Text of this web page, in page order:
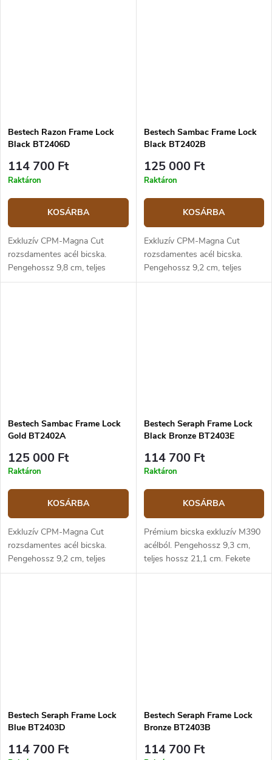
Bestech Razon Frame Lock
Black BT2406D
114 700 Ft
Raktáron
KOSÁRBA
Exkluzív CPM-Magna Cut
rozsdamentes acél bicska.
Pengehossz 9,8 cm, teljes
hossz 22 cm. Fekete titánium
Bestech Sambac Frame Lock
Black BT2402B
125 000 Ft
Raktáron
KOSÁRBA
Exkluzív CPM-Magna Cut
rozsdamentes acél bicska.
Pengehossz 9,2 cm, teljes
hossz 21,3 cm. Fekete titánium
Bestech Sambac Frame Lock
Gold BT2402A
125 000 Ft
Raktáron
KOSÁRBA
Exkluzív CPM-Magna Cut
rozsdamentes acél bicska.
Pengehossz 9,2 cm, teljes
hossz 21,3 cm. Aranyszínű
Bestech Seraph Frame Lock
Black Bronze BT2403E
114 700 Ft
Raktáron
KOSÁRBA
Prémium bicska exkluzív M390
acélból. Pengehossz 9,3 cm,
teljes hossz 21,1 cm. Fekete
bronz titánból készült markolat.
Bestech Seraph Frame Lock
Blue BT2403D
114 700 Ft
Bestech Seraph Frame Lock
Bronze BT2403B
114 700 Ft